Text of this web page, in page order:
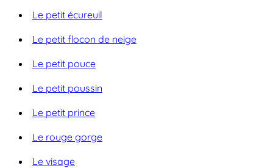
Le petit écureuil
Le petit flocon de neige
Le petit pouce
Le petit poussin
Le petit prince
Le rouge gorge
Le visage